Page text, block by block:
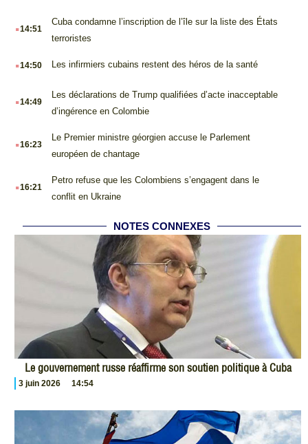
.14:51
Cuba condamne l’inscription de l’île sur la liste des États
terroristes
.14:50 Les infirmiers cubains restent des héros de la santé
.14:49
Les déclarations de Trump qualifiées d’acte inacceptable
d’ingérence en Colombie
.16:23
Le Premier ministre géorgien accuse le Parlement
européen de chantage
.16:21
Petro refuse que les Colombiens s’engagent dans le
conflit en Ukraine
NOTES CONNEXES
Le gouvernement russe réaffirme son soutien politique à Cuba
3 juin 2026 14:54